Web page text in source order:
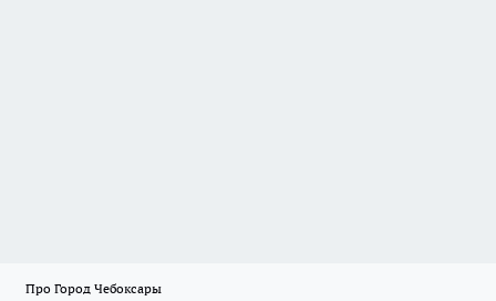
Про Город Чебоксары